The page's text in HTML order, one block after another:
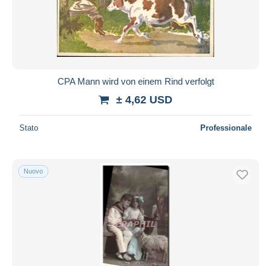
CPA Mann wird von einem Rind verfolgt
± 4,62 USD
Stato Professionale
Nuovo